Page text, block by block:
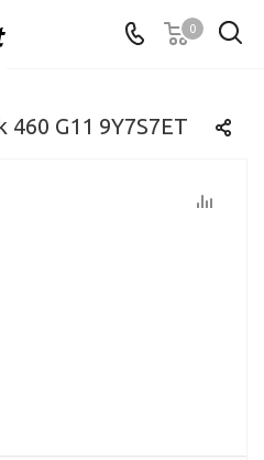
0
G11 9Y7S7ET